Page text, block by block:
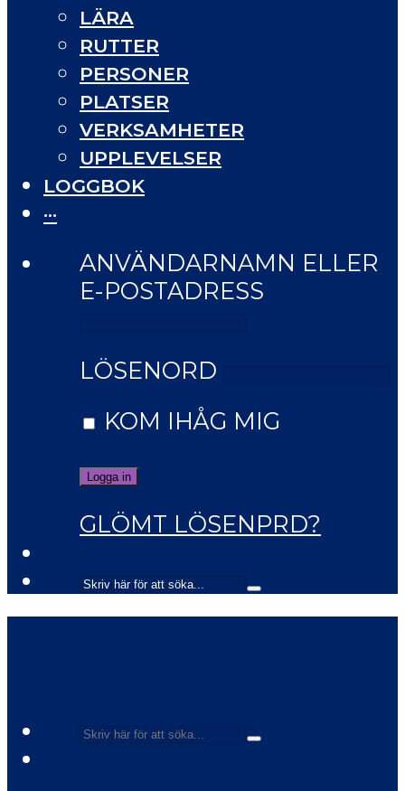
LÄRA
RUTTER
PERSONER
PLATSER
VERKSAMHETER
UPPLEVELSER
LOGGBOK
···
ANVÄNDARNAMN ELLER
E-POSTADRESS
LÖSENORD
KOM IHÅG MIG
GLÖMT LÖSENPRD?